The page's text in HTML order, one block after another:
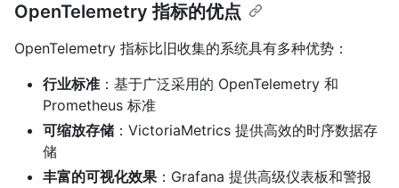
OpenTelemetry 指标的优点
OpenTelemetry 指标比旧收集的系统具有多种优势：
行业标准 ：基于广泛采用的 OpenTelemetry 和
Prometheus 标准
可缩放存储 ：VictoriaMetrics 提供高效的时序数据存
储
丰富的可视化效果 ：Grafana 提供高级仪表板和警报